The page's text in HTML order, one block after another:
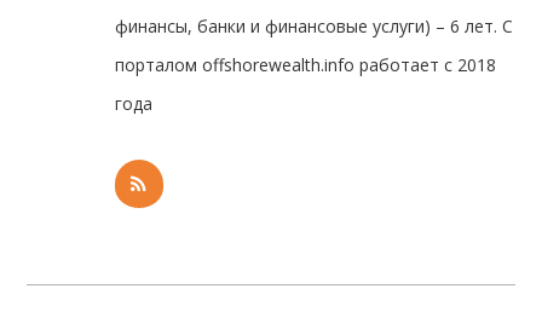
финансы, банки и финансовые услуги) – 6 лет. С
порталом offshorewealth.info работает с 2018
года